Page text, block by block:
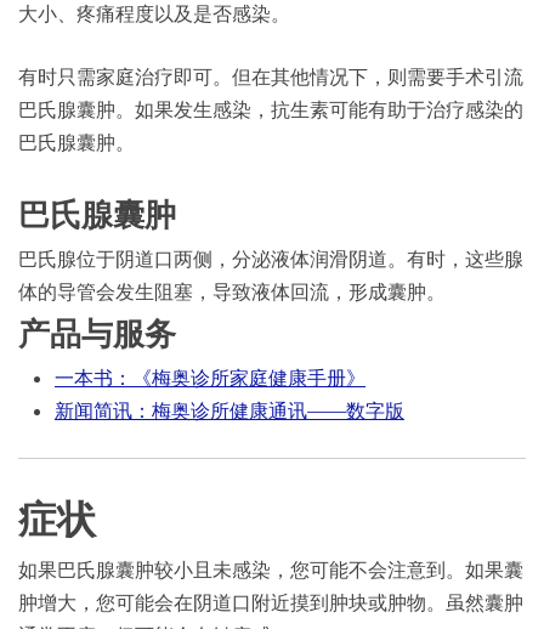
大小、疼痛程度以及是否感染。
有时只需家庭治疗即可。但在其他情况下，则需要手术引流
巴氏腺囊肿。如果发生感染，抗生素可能有助于治疗感染的
巴氏腺囊肿。
巴氏腺囊肿
巴氏腺位于阴道口两侧，分泌液体润滑阴道。有时，这些腺
体的导管会发生阻塞，导致液体回流，形成囊肿。
产品与服务
一本书：《梅奥诊所家庭健康手册》
新闻简讯：梅奥诊所健康通讯——数字版
症状
如果巴氏腺囊肿较小且未感染，您可能不会注意到。如果囊
肿增大，您可能会在阴道口附近摸到肿块或肿物。虽然囊肿